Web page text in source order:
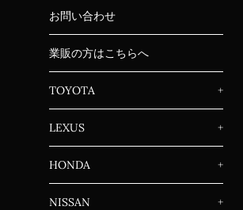
お問い合わせ
業販の方はこちらへ
TOYOTA +
LEXUS +
HONDA +
NISSAN +